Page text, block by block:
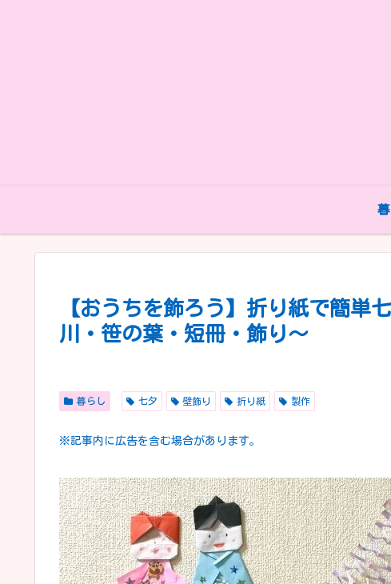
【おうちを飾ろう】折り紙で簡単
川・笹の葉・短冊・飾り〜
暮らし 七夕 壁飾り 折り紙 製作
※記事内に広告を含む場合があります。